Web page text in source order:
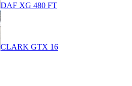
DAF XG 480 FT
CLARK GTX 16